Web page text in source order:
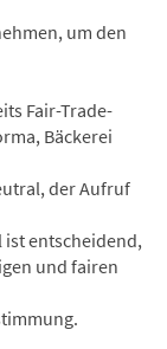
um den
Fair-Trade-
Bäckerei
der Aufruf
entscheidend,
und fairen